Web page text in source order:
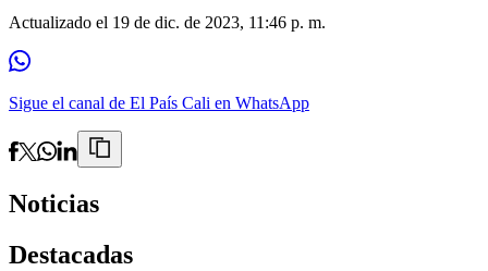
Actualizado el 19 de dic. de 2023, 11:46 p. m.
Sigue el canal de El País Cali en WhatsApp
Noticias
Destacadas